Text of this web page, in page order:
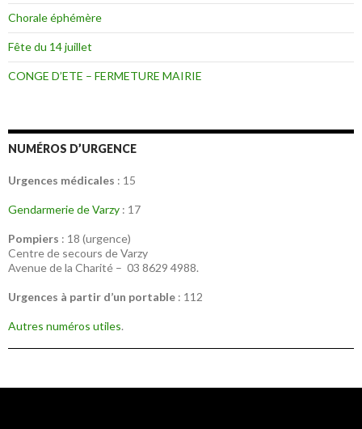
Chorale éphémère
Fête du 14 juillet
CONGE D’ETE – FERMETURE MAIRIE
NUMÉROS D’URGENCE
Urgences médicales : 15
Gendarmerie de Varzy : 17
Pompiers : 18 (urgence)
Centre de secours de Varzy
Avenue de la Charité – 03 8629 4988.
Urgences à partir d’un portable : 112
Autres numéros utiles.